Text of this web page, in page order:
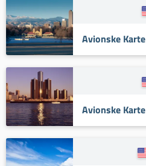
Avionske Karte
Avionske Karte